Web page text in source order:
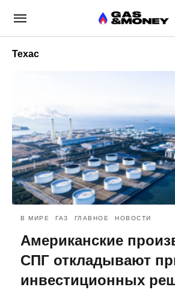
Техас
В МИРЕ ГАЗ ГЛАВНОЕ НОВОСТИ
Американские
СПГ откладывают
инвестиционных